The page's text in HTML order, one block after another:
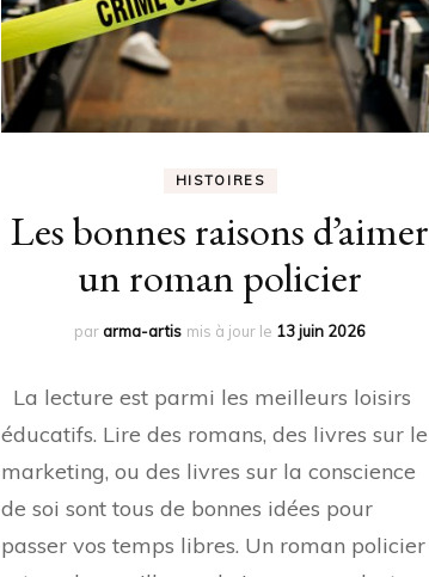
HISTOIRES
Les bonnes raisons d’aimer
un roman policier
pararma-artis mis à jour le 13 juin 2026
La lecture est parmi les meilleurs loisirs
éducatifs. Lire des romans, des livres sur le
marketing, ou des livres sur la conscience
de soi sont tous de bonnes idées pour
passer vos temps libres. Un roman policier